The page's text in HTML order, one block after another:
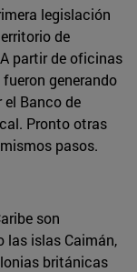
legislación
de
partir de oficinas
generando
el Banco de
Pronto otras
pasos.
son
islas Caimán,
británicas